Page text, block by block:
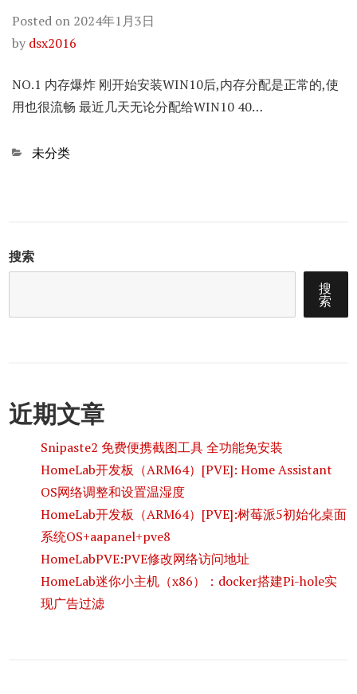
Posted on 2024年1月3日
by dsx2016
NO.1 内存爆炸 刚开始安装WIN10后,内存分配是正常的,使
用也很流畅 最近几天无论分配给WIN10 40…
Categories
未分类
搜索
搜
索
近期文章
Snipaste2 免费便携截图工具 全功能免安装
HomeLab开发板（ARM64）[PVE]: Home Assistant
OS网络调整和设置温湿度
HomeLab开发板（ARM64）[PVE]:树莓派5初始化桌面
系统OS+aapanel+pve8
HomeLabPVE:PVE修改网络访问地址
HomeLab迷你小主机（x86）：docker搭建Pi-hole实
现广告过滤